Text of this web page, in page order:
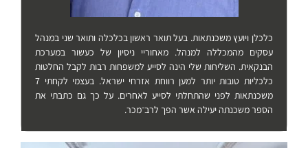
כלכלן ויועץ משכנתאות. בעל תואר ראשון בכלכלה ותואר שני במנהל
עסקים מהמכללה למנהל. מאחוריי ניסיון של כעשור במערכת
הבנקאית. השליחות שלי הינה לסייע למשפחות רבות לקבל החלטות
כלכליות טובות יותר למען רווחת אזרחי ישראל. בעצמי לקחתי 7
משכנתאות לפני שהתחלתי לסייע לאחרים. על כך גם כתבתי את
הספר משכנתה יעילה אשר הפך לרב־מכר.